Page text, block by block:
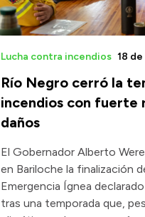
Río Negro cerró la
incendios con fuerte
daños
Lucha contra incendios 18
El Gobernador Alberto
en Bariloche la finalización
Emergencia Ígnea
tras una temporada que,